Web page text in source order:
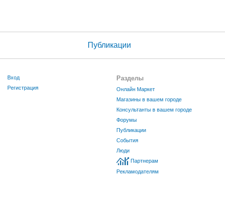
Публикации
Вход
Регистрация
Разделы
Онлайн Маркет
Магазины в вашем городе
Консультанты в вашем городе
Форумы
Публикации
События
Люди
Партнерам
Рекламодателям